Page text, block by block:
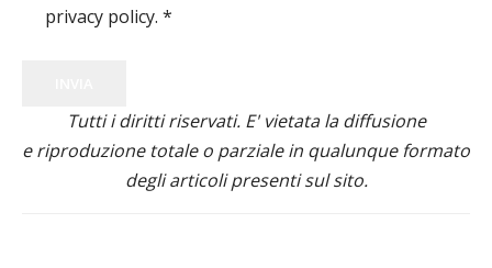
privacy policy. *
Tutti i diritti riservati. E' vietata la diffusione
e riproduzione totale o parziale in qualunque formato
degli articoli presenti sul sito.